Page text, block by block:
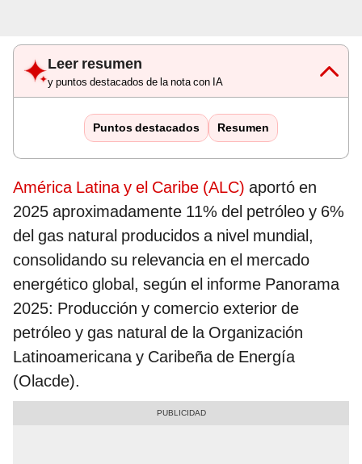
Leer resumen
y puntos destacados de la nota con IA
Puntos destacados Resumen
América Latina y el Caribe (ALC) aportó en
2025 aproximadamente 11% del petróleo y 6%
del gas natural producidos a nivel mundial,
consolidando su relevancia en el mercado
energético global, según el informe Panorama
2025: Producción y comercio exterior de
petróleo y gas natural de la Organización
Latinoamericana y Caribeña de Energía
(Olacde).